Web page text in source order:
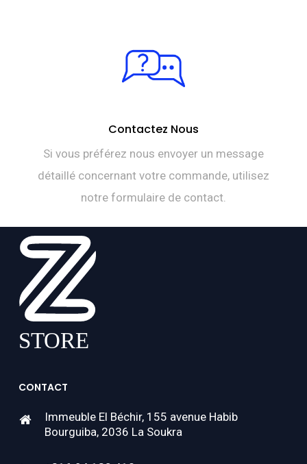
Contactez Nous
Si vous préférez nous envoyer un message
détaillé concernant votre commande, utilisez
notre formulaire de contact.
CONTACT
Immeuble El Béchir, 155 avenue Habib
Bourguiba, 2036 La Soukra